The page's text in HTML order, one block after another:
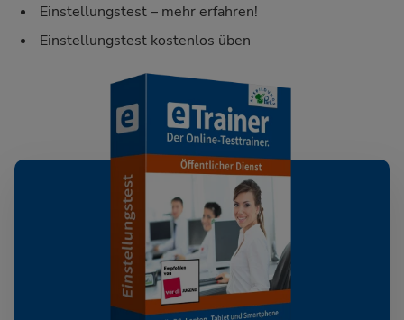
Einstellungstest – mehr erfahren!
Einstellungstest kostenlos üben